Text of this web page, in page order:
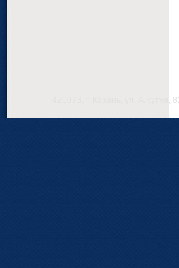
420073, г. Казань, ул. А.Кутуя,